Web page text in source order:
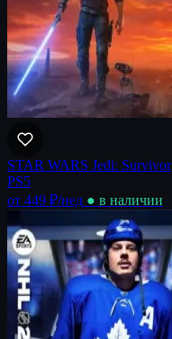
STAR WARS Jedi: Survivor
PS5
от 449 ₽/нед ● в наличии